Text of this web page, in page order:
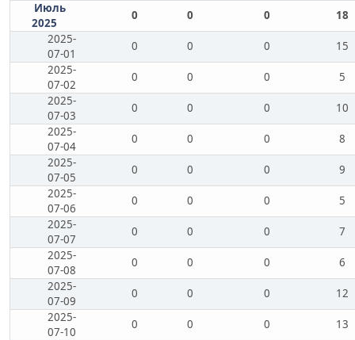
Июль
2025
0 0 0
18
2025-
07-01
0 0 0
15
2025-
07-02
0 0 0
5
2025-
07-03
0 0 0
10
2025-
07-04
0 0 0
8
2025-
07-05
0 0 0
9
2025-
07-06
0 0 0
5
2025-
07-07
0 0 0
7
2025-
07-08
0 0 0
6
2025-
07-09
0 0 0
12
2025-
07-10
0 0 0
13